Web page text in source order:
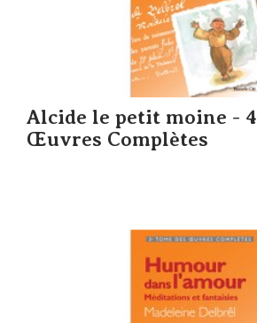
Alcide le petit moine -
Œuvres Complètes